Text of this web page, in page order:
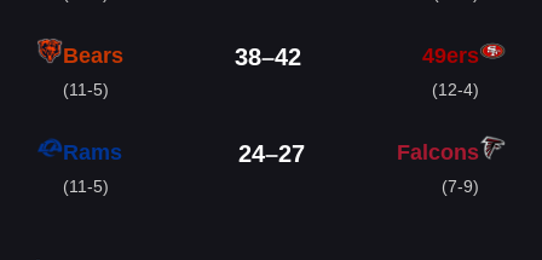
Bears
(11-5)
38–42 49ers
(12-4)
Rams
(11-5)
24–27 Falcons
(7-9)